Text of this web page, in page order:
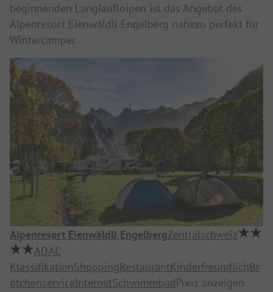
beginnenden Langlaufloipen ist das Angebot des
Alpenresort Eienwäldli Engelberg nahezu perfekt für
Wintercamper.
Alpenresort Eienwäldli EngelbergZentralschweiz
ADAC
KlassifikationShoppingRestaurantKinderfreundlichBr
ötchenserviceInternetSchwimmbadPreis anzeigen